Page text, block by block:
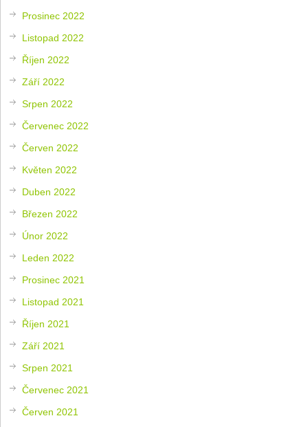
Prosinec 2022
Listopad 2022
Říjen 2022
Září 2022
Srpen 2022
Červenec 2022
Červen 2022
Květen 2022
Duben 2022
Březen 2022
Únor 2022
Leden 2022
Prosinec 2021
Listopad 2021
Říjen 2021
Září 2021
Srpen 2021
Červenec 2021
Červen 2021